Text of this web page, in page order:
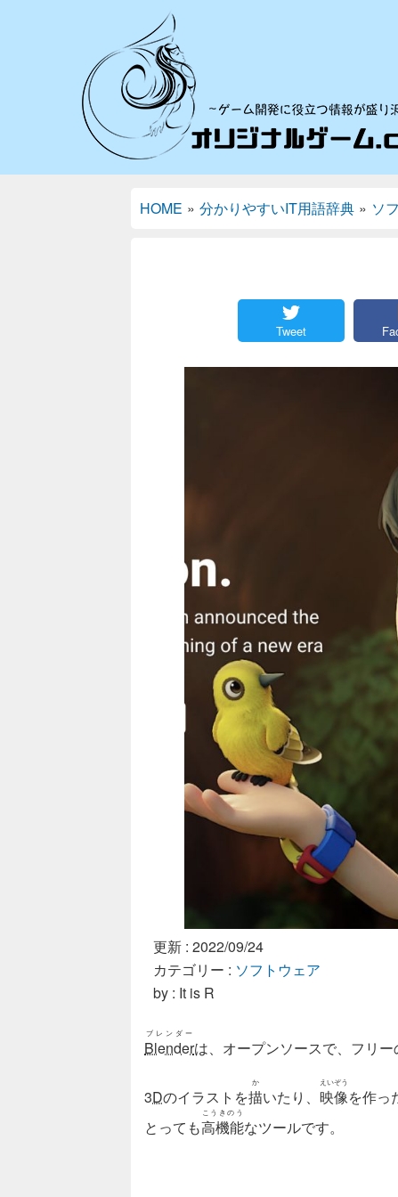
HOME » 分かりやすいIT用語辞典 » ソ
Tweet
更新 : 2022/09/24
カテゴリー : ソフトウェア
by : It is R
Blender
ブレンダー
は、オープンソースで、フリ
3Dのイラストを描
か
いたり、 映像
えいぞう
を作っ
とっても高機能
こうきのう
なツールです。